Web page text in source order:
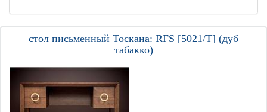
стол письменный Тоскана: RFS [5021/T] (дуб
табакко)